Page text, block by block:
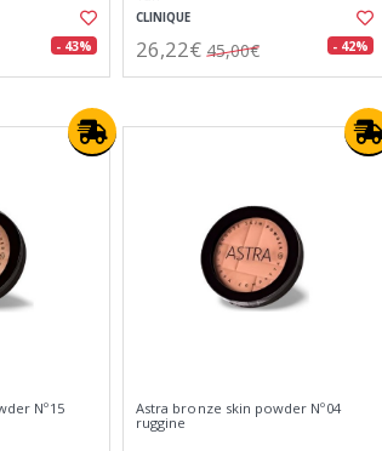
- 43%
CLINIQUE
26,22€ 45,00€ - 42%
Nº15
Astra bronze skin powder Nº04
ruggine